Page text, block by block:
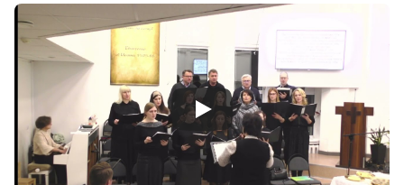
Прославление
Библия
школа
Фото Воскресной школы